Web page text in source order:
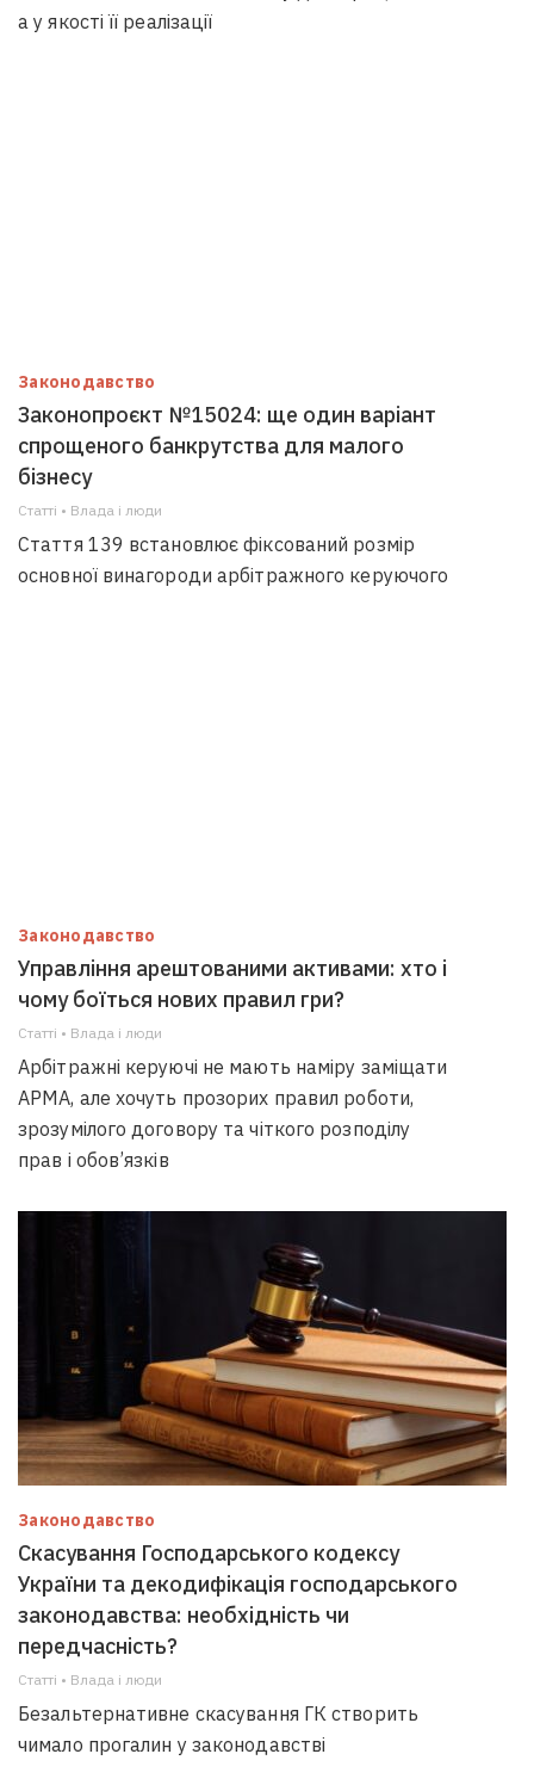
а у якості її реалізації
Законодавство
Законопроєкт №15024: ще один варіант
спрощеного банкрутства для малого
бізнесу
Статті • Влада i люди
Стаття 139 встановлює фіксований розмір
основної винагороди арбітражного керуючого
Законодавство
Управління арештованими активами: хто і
чому боїться нових правил гри?
Статті • Влада i люди
Арбітражні керуючі не мають наміру заміщати
АРМА, але хочуть прозорих правил роботи,
зрозумілого договору та чіткого розподілу
прав і обов’язків
Законодавство
Скасування Господарського кодексу
України та декодифікація господарського
законодавства: необхідність чи
передчасність?
Статті • Влада i люди
Безальтернативне скасування ГК створить
чимало прогалин у законодавстві